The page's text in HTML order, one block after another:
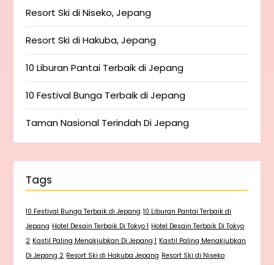
Resort Ski di Niseko, Jepang
Resort Ski di Hakuba, Jepang
10 Liburan Pantai Terbaik di Jepang
10 Festival Bunga Terbaik di Jepang
Taman Nasional Terindah Di Jepang
Tags
10 Festival Bunga Terbaik di Jepang 10 Liburan Pantai Terbaik di
Jepang Hotel Desain Terbaik Di Tokyo 1 Hotel Desain Terbaik Di Tokyo
2 Kastil Paling Menakjubkan Di Jepang 1 Kastil Paling Menakjubkan
Di Jepang 2 Resort Ski di Hakuba Jepang Resort Ski di Niseko